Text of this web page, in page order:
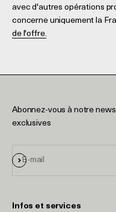
avec d'autres opérations
concerne uniquement la
de l'offre.
Abonnez-vous à notre
exclusives
E-mail
S'inscrire
Infos et services